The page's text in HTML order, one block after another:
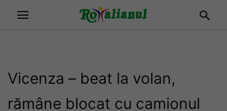
Vicenza – beat la volan,
rămâne blocat cu camionul